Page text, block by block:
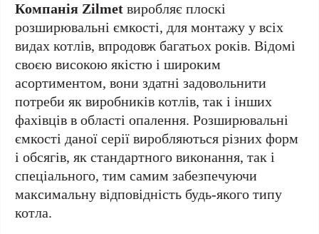
Компанія Zilmet виробляє плоскі
розширювальні ємкості, для монтажу у всіх
видах котлів, впродовж багатьох років. Відомі
своєю високою якістю і широким
асортиментом, вони здатні задовольнити
потреби як виробників котлів, так і інших
фахівців в області опалення. Розширювальні
ємкості даної серії виробляються різних форм
і обсягів, як стандартного виконання, так і
спеціального, тим самим забезпечуючи
максимальну відповідність будь-якого типу
котла.